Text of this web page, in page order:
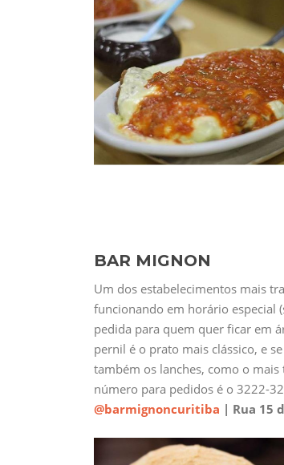
BAR MIGNON
Um dos estabelecimentos mais
funcionando em horário especial
pedida para quem quer ficar em
pernil é o prato mais clássico, e
também os lanches, como o
número para pedidos é o 3222-
@barmignoncuritiba | Rua 15